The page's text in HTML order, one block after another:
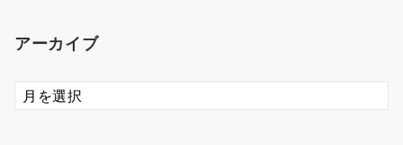
アーカイブ
ア
ー